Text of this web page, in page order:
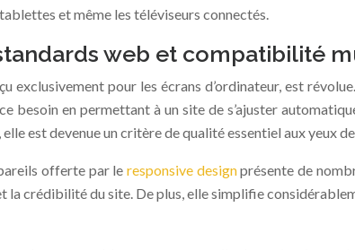
et même les téléviseurs connectés.
web et compatibilité
exclusivement pour les écrans d’ordinateur, est
besoin en permettant à un site de s’ajuster
est devenue un critère de qualité essentiel aux yeux
offerte par leresponsive designprésente de
la crédibilité du site. De plus, elle simplifie